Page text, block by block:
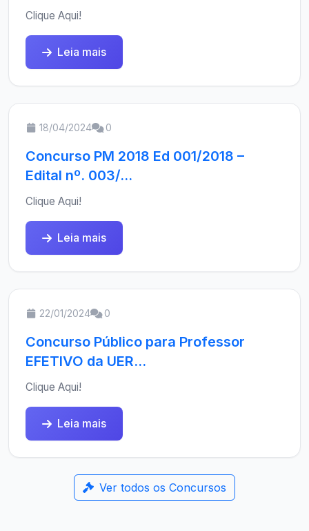
Clique Aqui!
Leia mais
18/04/2024 0
Concurso PM 2018 Ed 001/2018 –
Edital nº. 003/...
Clique Aqui!
Leia mais
22/01/2024 0
Concurso Público para Professor
EFETIVO da UER...
Clique Aqui!
Leia mais
Ver todos os Concursos